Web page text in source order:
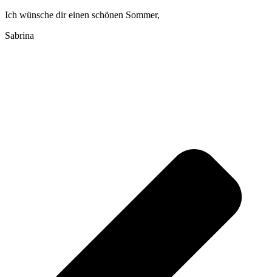
Ich wünsche dir einen schönen Sommer,
Sabrina